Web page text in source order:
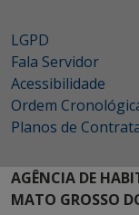
LGPD
Fala Servidor
Acessibilidade
Ordem
Planos de
AGÊNCIA DE
MATO GROSSO